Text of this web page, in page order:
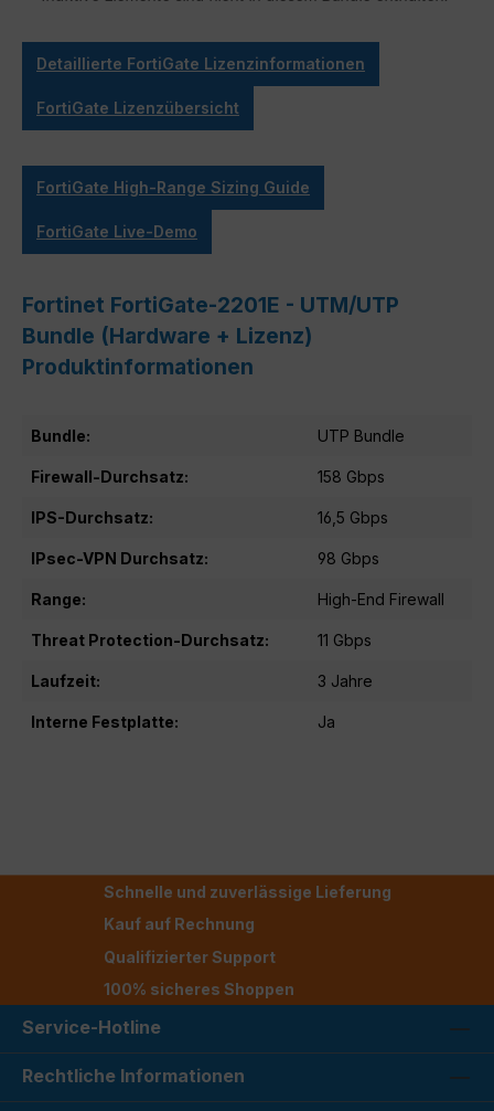
Detaillierte FortiGate Lizenzinformationen
FortiGate Lizenzübersicht
FortiGate High-Range Sizing Guide
FortiGate Live-Demo
Fortinet FortiGate-2201E - UTM/UTP
Bundle (Hardware + Lizenz)
Produktinformationen
Bundle: UTP Bundle
Firewall-Durchsatz: 158 Gbps
IPS-Durchsatz: 16,5 Gbps
IPsec-VPN Durchsatz: 98 Gbps
Range: High-End Firewall
Threat Protection-Durchsatz: 11 Gbps
Laufzeit: 3 Jahre
Interne Festplatte: Ja
Schnelle und zuverlässige Lieferung
Kauf auf Rechnung
Qualifizierter Support
100% sicheres Shoppen
Service-Hotline
Rechtliche Informationen